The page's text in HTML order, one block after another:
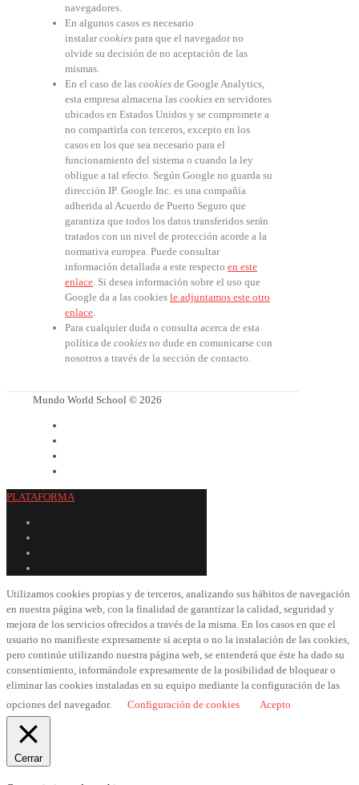
navegadores.
En algunos casos es necesario
instalarcookies para que el navegador no
olvide su decisión de no aceptación de las
mismas.
En el caso de las cookies de Google Analytics,
esta empresa almacena las cookies en servidores
ubicados en Estados Unidos y se compromete a
no compartirla con terceros, excepto en los
casos en los que sea necesario para el
funcionamiento del sistema o cuando la ley
obligue a tal efecto. Según Google no guarda su
dirección IP. Google Inc. es una compañía
adherida al Acuerdo de Puerto Seguro que
garantiza que todos los datos transferidos serán
tratados con un nivel de protección acorde a la
normativa europea. Puede consultar
información detallada a este respecto en este
enlace . Si desea información sobre el uso que
Google da a las cookies le adjuntamos este otro
enlace
Para cualquier duda o consulta acerca de esta
política de cookies no dude en comunicarse con
nosotros a través de la sección de contacto.
Mundo World School © 2026
PLATAFORMA
Utilizamos cookies propias y de terceros, analizando sus hábitos de navegación
en nuestra página web, con la finalidad de garantizar la calidad, seguridad y
mejora de los servicios ofrecidos a través de la misma. En los casos en que el
usuario no manifieste expresamente si acepta o no la instalación de las cookies,
pero continúe utilizando nuestra página web, se entenderá que éste ha dado su
consentimiento, informándole expresamente de la posibilidad de bloquear o
eliminar las cookies instaladas en su equipo mediante la configuración de las
opciones del navegador.
Configuración de cookies Acepto
Cerrar